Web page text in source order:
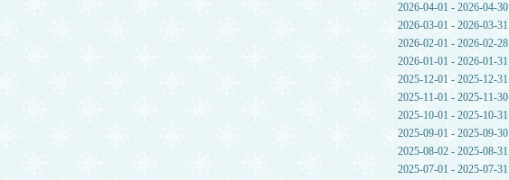
2026-04-01 - 2026-04-30
2026-03-01 - 2026-03-31
2026-02-01 - 2026-02-28
2026-01-01 - 2026-01-31
2025-12-01 - 2025-12-31
2025-11-01 - 2025-11-30
2025-10-01 - 2025-10-31
2025-09-01 - 2025-09-30
2025-08-02 - 2025-08-31
2025-07-01 - 2025-07-31